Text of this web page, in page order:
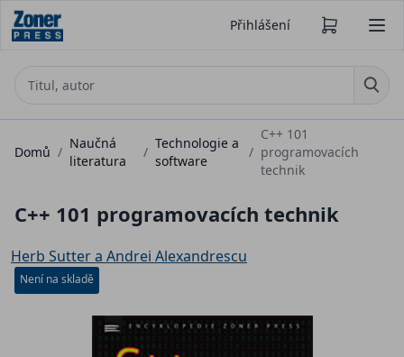
Přihlášení
Domů /
Naučná
literatura
/
Technologie a
software
/
C++ 101
programovacích
technik
C++ 101 programovacích technik
Herb Sutter a Andrei Alexandrescu
Není na skladě